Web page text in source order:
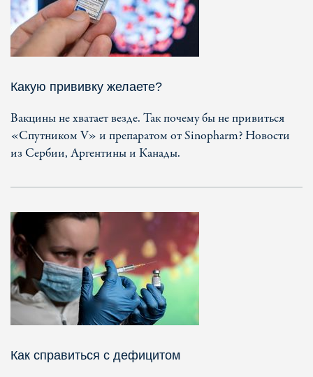
Какую прививку желаете?
Вакцины не хватает везде. Так почему бы не привиться
«Спутником V» и препаратом от Sinopharm? Новости
из Сербии, Аргентины и Канады.
Как справиться с дефицитом